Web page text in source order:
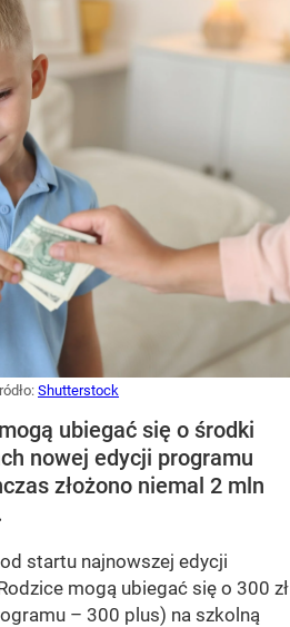
Shutterstock
ubiegać się o środki
nowej edycji programu
złożono niemal 2 mln
startu najnowszej edycji
mogą ubiegać się o 300 zł
– 300 plus) na szkolną